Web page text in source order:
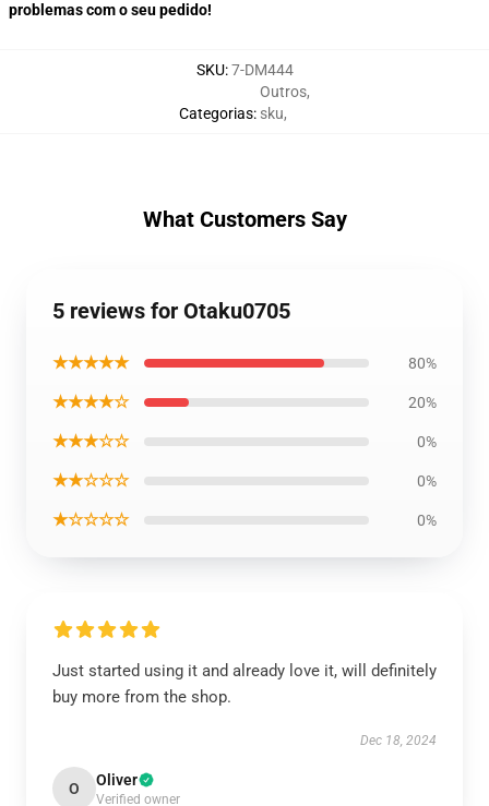
problemas com o seu pedido!
SKU:7-DM444
Categorias:
Outros,
sku,
What Customers Say
5 reviews for Otaku0705
★★★★★ 80%
★★★★☆ 20%
★★★☆☆ 0%
★★☆☆☆ 0%
★☆☆☆☆ 0%
Just started using it and already love it, will definitely
buy more from the shop.
Dec 18, 2024
O Oliver
Verified owner